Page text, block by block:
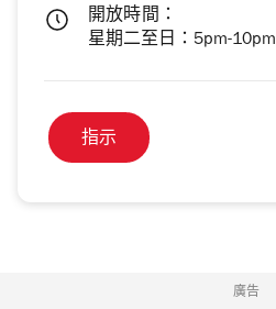
開放時間：
星期二至日：5pm-10pm
指示
廣告